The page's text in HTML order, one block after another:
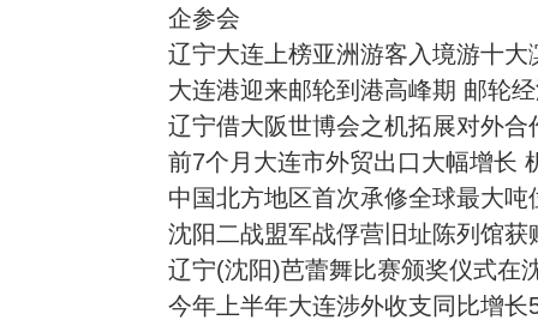
企参会
辽宁大连上榜亚洲游客入境游十大
大连港迎来邮轮到港高峰期 邮轮
辽宁借大阪世博会之机拓展对外合
前7个月大连市外贸出口大幅增长
中国北方地区首次承修全球最大吨
沈阳二战盟军战俘营旧址陈列馆获
辽宁(沈阳)芭蕾舞比赛颁奖仪式在
今年上半年大连涉外收支同比增